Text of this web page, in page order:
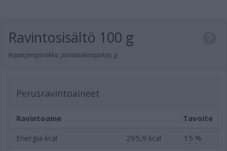
Ravintosisältö 100 g
Raparperipiirakka, piimätaikinapohja, g
Perusravintoaineet
Ravintoaine
Tavoite
Energia kcal
295,9 kcal
15 %